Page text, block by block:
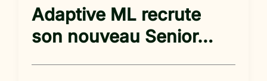
Adaptive ML recrute
son nouveau Senior…